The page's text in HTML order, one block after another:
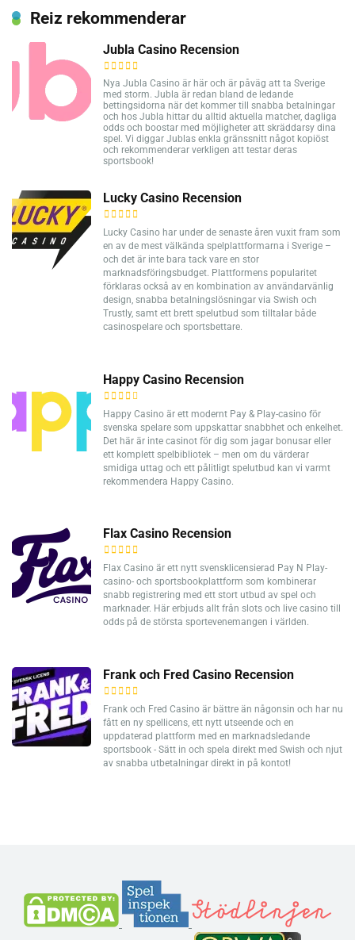
Reiz rekommenderar
Jubla Casino Recension
Nya Jubla Casino är här och är påväg att ta Sverige
med storm. Jubla är redan bland de ledande
bettingsidorna när det kommer till snabba betalningar
och hos Jubla hittar du alltid aktuella matcher, dagliga
odds och boostar med möjligheter att skräddarsy dina
spel. Vi diggar Jublas enkla gränssnitt något kopiöst
och rekommenderar verkligen att testar deras
sportsbook!
Lucky Casino Recension
Lucky Casino har under de senaste åren vuxit fram som
en av de mest välkända spelplattformarna i Sverige –
och det är inte bara tack vare en stor
marknadsföringsbudget. Plattformens popularitet
förklaras också av en kombination av användarvänlig
design, snabba betalningslösningar via Swish och
Trustly, samt ett brett spelutbud som tilltalar både
casinospelare och sportsbettare.
Happy Casino Recension
Happy Casino är ett modernt Pay & Play-casino för
svenska spelare som uppskattar snabbhet och enkelhet.
Det här är inte casinot för dig som jagar bonusar eller
ett komplett spelbibliotek – men om du värderar
smidiga uttag och ett pålitligt spelutbud kan vi varmt
rekommendera Happy Casino.
Flax Casino Recension
Flax Casino är ett nytt svensklicensierad Pay N Play-
casino- och sportsbookplattform som kombinerar
snabb registrering med ett stort utbud av spel och
marknader. Här erbjuds allt från slots och live casino till
odds på de största sportevenemangen i världen.
Frank och Fred Casino Recension
Frank och Fred Casino är bättre än någonsin och har nu
fått en ny spellicens, ett nytt utseende och en
uppdaterad plattform med en marknadsledande
sportsbook - Sätt in och spela direkt med Swish och njut
av snabba utbetalningar direkt in på kontot!